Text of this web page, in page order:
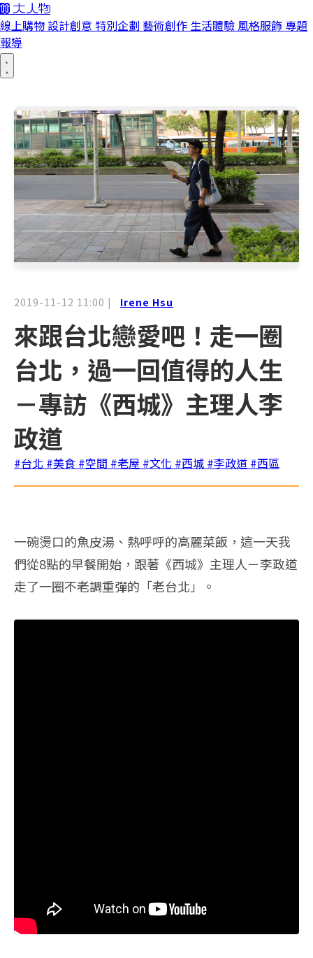
線上購物 設計創意 特別企劃 藝術創作 生活體驗 風格服飾 專題
報導
2019-11-12 11:00 | Irene Hsu
來跟台北戀愛吧！走一圈
台北，過一回值得的人生
－專訪《西城》主理人李
政道
#台北 #美食 #空間 #老屋 #文化 #西城 #李政道 #西區
一碗燙口的魚皮湯、熱呼呼的高麗菜飯，這一天我
們從8點的早餐開始，跟著《西城》主理人－李政道
走了一圈不老調重彈的「老台北」。